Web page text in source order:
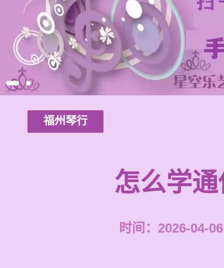
福州琴行
怎么学
时间：2026-04-